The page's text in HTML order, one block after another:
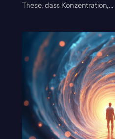
These, dass Konzentration,…